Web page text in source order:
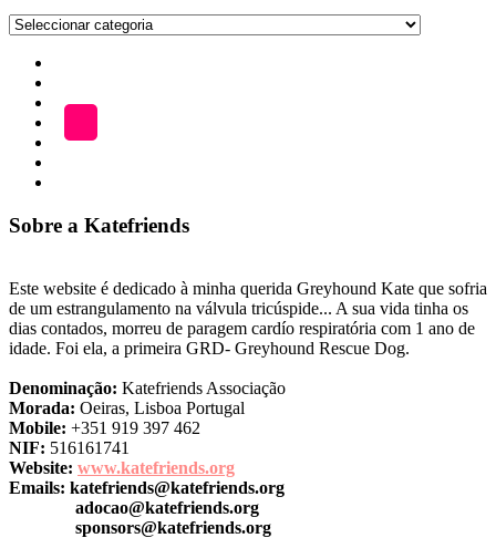
Publicações
Categoria
ADOÇÃO
LOJA
Sobre a Katefriends
Este website é dedicado à minha querida Greyhound Kate que sofria
de um estrangulamento na válvula tricúspide... A sua vida tinha os
dias contados, morreu de paragem cardío respiratória com 1 ano de
idade. Foi ela, a primeira GRD- Greyhound Rescue Dog.
Denominação: Katefriends Associação
Morada: Oeiras, Lisboa Portugal
Mobile: +351 919 397 462
NIF: 516161741
Website: www.katefriends.org
Emails: katefriends@katefriends.org
adocao@katefriends.org
sponsors@katefriends.org